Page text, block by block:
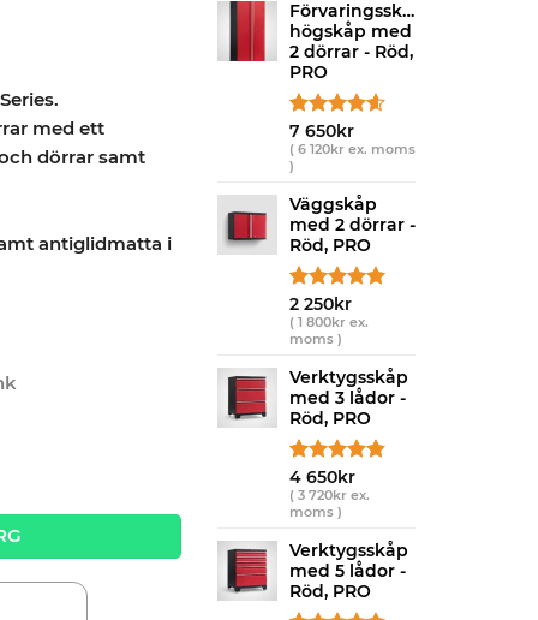
med ett
dörrar samt
antiglidmatta i
Förvaringsskåp
högskåp med
2 dörrar - Röd,
PRO
Betygsatt
4.60av 5
baserat på
5
7 650kr
( 6 120kr ex. moms
)
Väggskåp
med 2 dörrar -
Röd, PRO
Betygsatt
5.00av 5
baserat på
2
2 250kr
( 1 800kr ex.
moms )
Verktygsskåp
med 3 lådor -
Röd, PRO
Betygsatt
4.80av 5
baserat på
5
4 650kr
( 3 720kr ex.
moms )
Verktygsskåp
med 5 lådor -
Röd, PRO